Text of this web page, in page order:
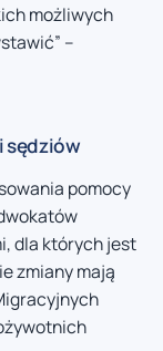
możliwych
–
sędziów
pomocy
dla których jest
zmiany mają